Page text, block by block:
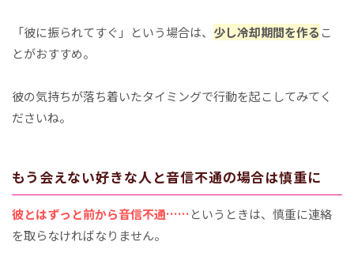
「彼に振られてすぐ」という場合は、 少し冷却期間を作る こ
とがおすすめ。
彼の気持ちが落ち着いたタイミングで行動を起こしてみてく
ださいね。
もう会えない好きな人と音信不通の場合は慎重に
彼とはずっと前から音信不通……というときは、慎重に連絡
を取らなければなりません。